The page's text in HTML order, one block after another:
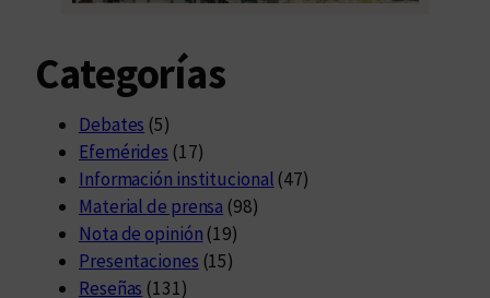
Categorías
Debates (5)
Efemérides (17)
Información institucional (47)
Material de prensa (98)
Nota de opinión (19)
Presentaciones (15)
Reseñas (131)